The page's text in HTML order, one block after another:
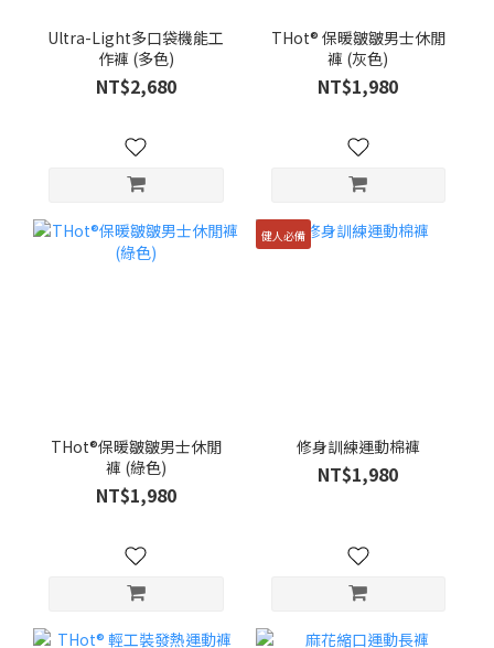
Ultra-Light多口袋機能工
作褲 (多色)
NT$2,680
THot® 保暖皺皺男士休閒
褲 (灰色)
NT$1,980
THot®保暖皺皺男士休閒
褲 (綠色)
NT$1,980
健人必備
修身訓練運動棉褲
NT$1,980